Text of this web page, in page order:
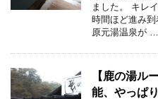
ました。 キレ
時間ほど進み
原元湯温泉が …
【鹿の湯ル
能、やっぱ